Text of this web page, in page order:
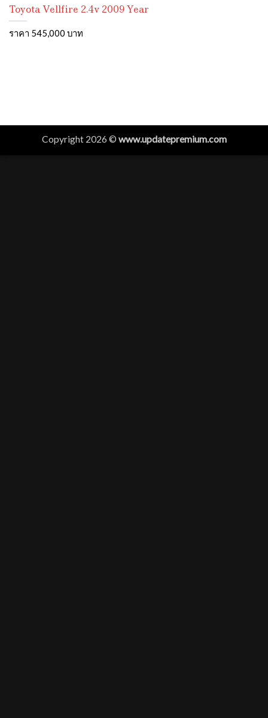
Toyota Vellfire 2.4v 2009 Year
ราคา 545,000 บาท
Copyright 2026 © www.updatepremium.com